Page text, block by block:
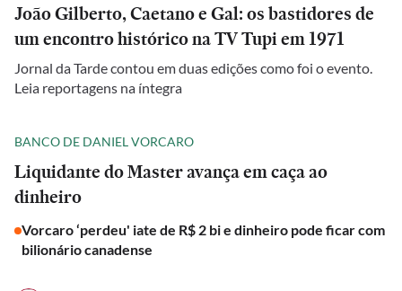
João Gilberto, Caetano e Gal: os bastidores de
um encontro histórico na TV Tupi em 1971
Jornal da Tarde contou em duas edições como foi o evento.
Leia reportagens na íntegra
BANCO DE DANIEL VORCARO
Liquidante do Master avança em caça ao
dinheiro
Vorcaro ‘perdeu' iate de R$ 2 bi e dinheiro pode ficar com
bilionário canadense